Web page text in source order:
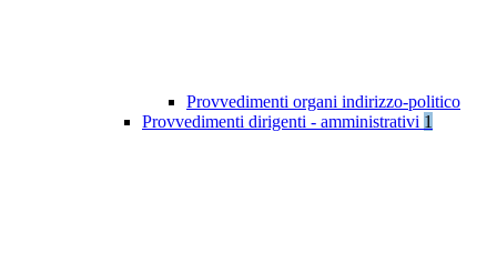
Provvedimenti organi indirizzo-politico
Provvedimenti dirigenti - amministrativi 1